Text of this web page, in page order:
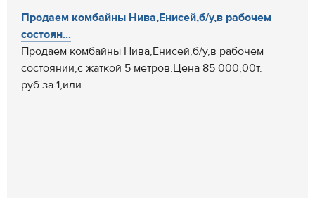
Продаем комбайны Нива,Енисей,б/у,в рабочем
состоян...
Продаем комбайны Нива,Енисей,б/у,в рабочем
состоянии,с жаткой 5 метров.Цена 85 000,00т.
руб.за 1,или...